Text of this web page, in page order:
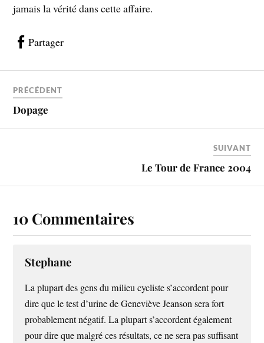
jamais la vérité dans cette affaire.
Partager
PRÉCÉDENT
Dopage
SUIVANT
Le Tour de France 2004
10 Commentaires
Stephane
La plupart des gens du milieu cycliste s’accordent pour
dire que le test d’urine de Geneviève Jeanson sera fort
probablement négatif. La plupart s’accordent également
pour dire que malgré ces résultats, ce ne sera pas suffisant